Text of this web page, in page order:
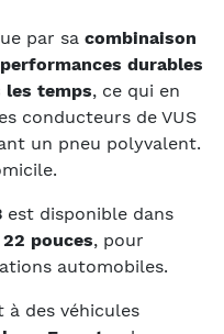
par sa combinaison
durables
temps, ce qui en
conducteurs de VUS
un pneu polyvalent.
est disponible dans
22 pouces, pour
automobiles.
à des véhicules